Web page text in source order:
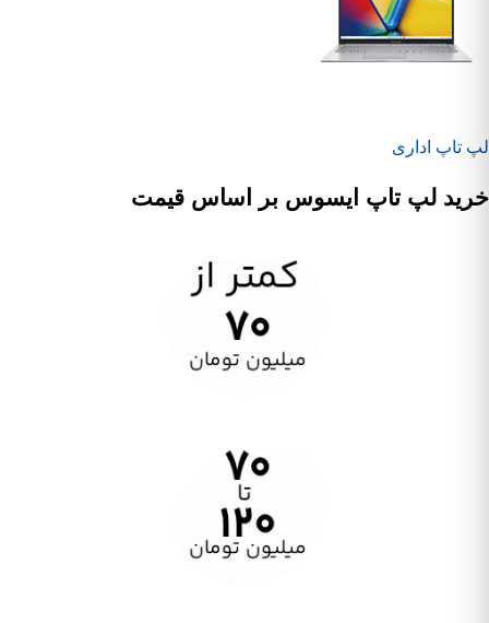
لپ تاپ اداری
خرید لپ تاپ ایسوس بر اساس قیمت